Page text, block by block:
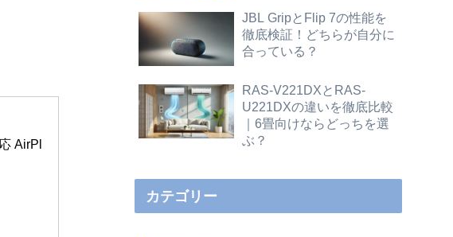
AirPl
JBL GripとFlip 7の性能を
徹底検証！どちらが自分に
合っている？
RAS-V221DXとRAS-
U221DXの違いを徹底比較
｜6畳向けならどっちを選
ぶ？
カテゴリー